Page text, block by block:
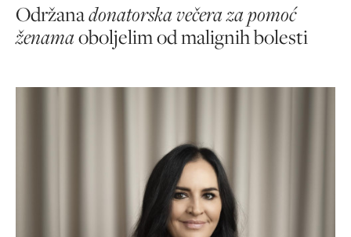
Održanadonatorska večera za pomoć
ženamaoboljelim od malignih bolesti